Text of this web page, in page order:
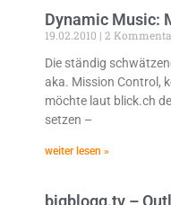
Dynamic Music:
19.02.2010
2
Die ständig
aka. Mission Control,
möchte laut blick.ch
setzen –
weiter lesen »